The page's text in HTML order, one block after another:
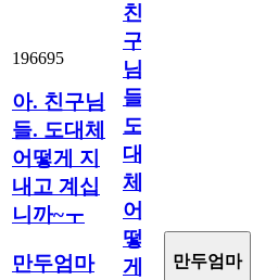
196695
아. 친구님
들. 도대체
어떻게 지
내고 계십
니까~ㅜ
만두엄마
친
구
님
들.
도
대
체
어
떻
게
만두엄마